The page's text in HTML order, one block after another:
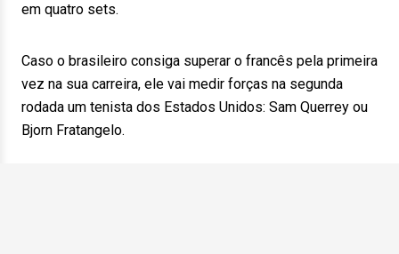
em quatro sets.
Caso o brasileiro consiga superar o francês pela primeira
vez na sua carreira, ele vai medir forças na segunda
rodada um tenista dos Estados Unidos: Sam Querrey ou
Bjorn Fratangelo.